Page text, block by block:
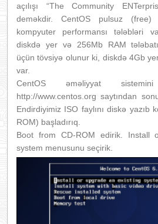
açılışı “The Community
deməkdir. CentOS pulsuz (free)
kompyuter performansı tələbləri
diskdə yer və 256Mb RAM
üçün tövsiyə olunur ki, diskdə 4Gb
var.
CentOS əməliyyat
http://www.centos.org saytından
Endirdiyimiz ISO faylını diskə yazıb
ROM) başladırıq.
Boot from CD-ROM edirik. Install
system menusunu seçirik.